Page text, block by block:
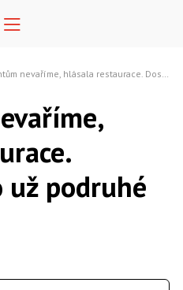
nevaříme, hlásala restaurace. Dostala za to už podruhé pokutu
už podruhé